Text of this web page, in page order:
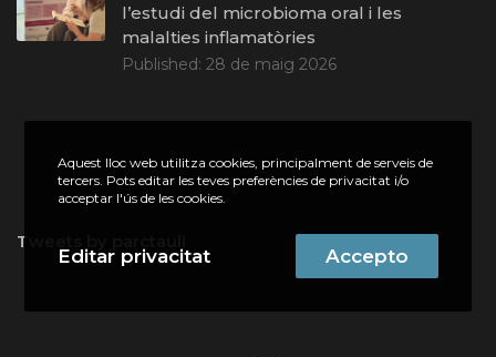
l’estudi del microbioma oral i les
malalties inflamatòries
Published: 28 de maig 2026
Tweets by parctauli
Aquest lloc web utilitza cookies, principalment de serveis de
tercers. Pots editar les teves preferències de privacitat i/o
acceptar l'ús de les cookies.
Editar privacitat Accepto